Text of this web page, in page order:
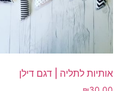
אותיות לתליה | דגם דילן